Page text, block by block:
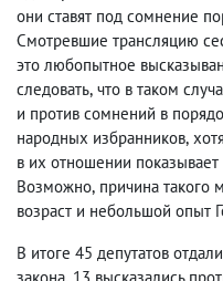
они ставят под сомнение
Смотревшие трансляцию
это любопытное
следовать, что в таком
и против сомнений в
народных избранников,
в их отношении показывает
Возможно, причина такого
возраст и небольшой опыт
В итоге 45 депутатов